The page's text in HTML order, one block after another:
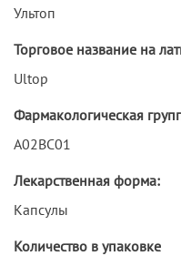
Ультоп
Торговое название на
Ultop
Фармакологическая
A02BC01
Лекарственная форма:
Капсулы
Количество в упаковке